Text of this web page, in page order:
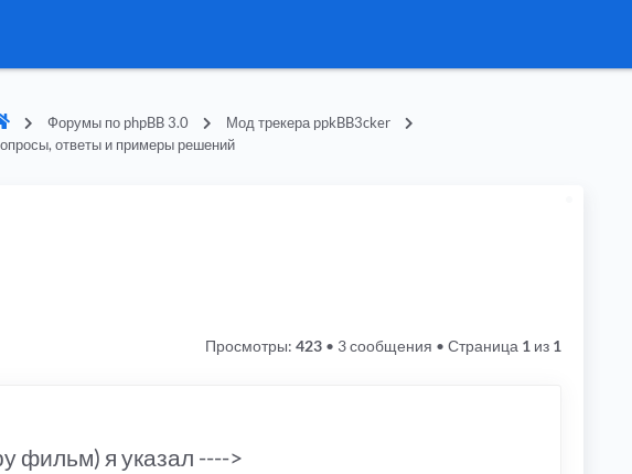
Форумы по phpBB 3.0
Мод трекера ppkBB3cker
ответы и примеры решений
3 сообщения • Страница 1 из 1
Просмотры: 423 •
фильм) я указал ---->